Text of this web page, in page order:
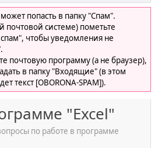
попасть в папку "Спам".
почтовой системе) пометьте
чтобы уведомления не
почтовую программу (а не браузер),
в папку "Входящие" (в этом
текст [OBORONA-SPAM]).
"Excel"
по работе в программе